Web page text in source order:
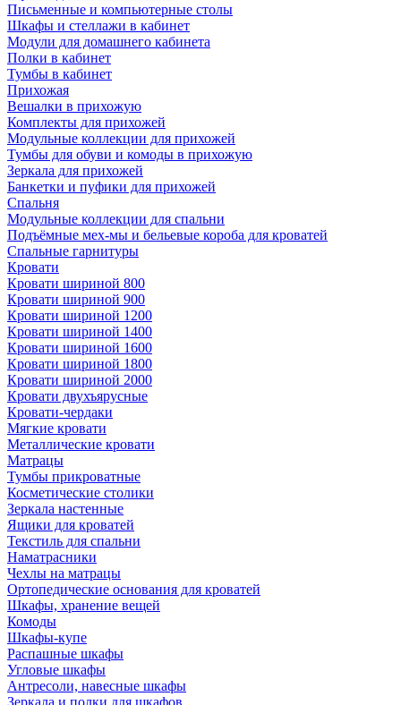
Письменные и компьютерные столы
Шкафы и стеллажи в кабинет
Модули для домашнего кабинета
Полки в кабинет
Тумбы в кабинет
Прихожая
Вешалки в прихожую
Комплекты для прихожей
Модульные коллекции для прихожей
Тумбы для обуви и комоды в прихожую
Зеркала для прихожей
Банкетки и пуфики для прихожей
Спальня
Модульные коллекции для спальни
Подъёмные мех-мы и бельевые короба для кроватей
Спальные гарнитуры
Кровати
Кровати шириной 800
Кровати шириной 900
Кровати шириной 1200
Кровати шириной 1400
Кровати шириной 1600
Кровати шириной 1800
Кровати шириной 2000
Кровати двухъярусные
Кровати-чердаки
Мягкие кровати
Металлические кровати
Матрацы
Тумбы прикроватные
Косметические столики
Зеркала настенные
Ящики для кроватей
Текстиль для спальни
Наматрасники
Чехлы на матрацы
Ортопедические основания для кроватей
Шкафы, хранение вещей
Комоды
Шкафы-купе
Распашные шкафы
Угловые шкафы
Антресоли, навесные шкафы
Зеркала и полки для шкафов